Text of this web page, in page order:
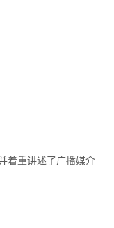
着重讲述了广播媒介